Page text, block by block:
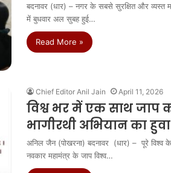
बदनावर (धार) – नगर के सबसे सुरक्षित और व्यस्त
में बुधवार अल सुबह हुई…
Read More »
Chief Editor Anil Jain April 11, 2026
विश्व भर में एक साथ जाप
भागीरथी अभियान का
अनिल जैन (पोखरना) बदनावर (धार) – पूरे विश्व के
नवकार महामंत्र के जाप विश्व…